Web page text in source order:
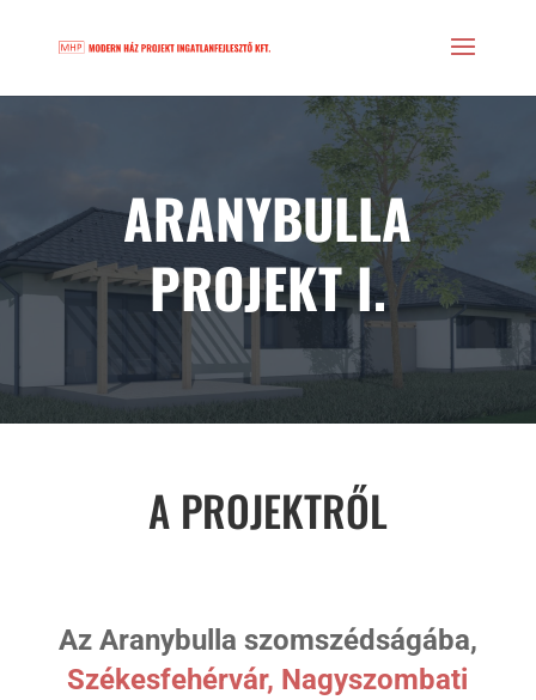
ARANYBULLA
PROJEKT I.
A PROJEKTRŐL
Az Aranybulla szomszédságába,
Székesfehérvár, Nagyszombati